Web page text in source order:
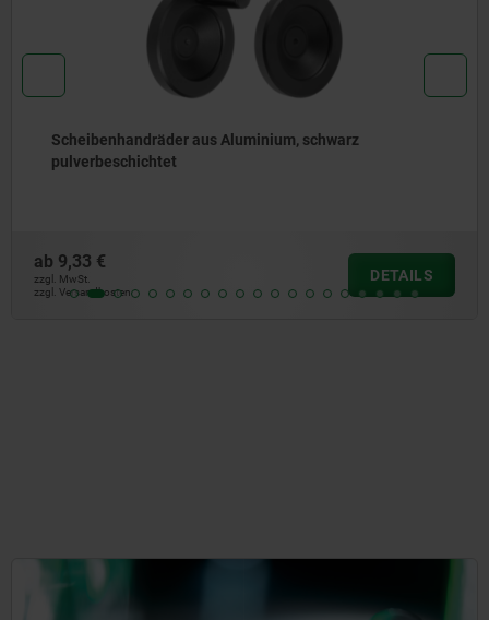
Handräder aus Stahlblech
ab0,69 €
zzgl. MwSt.
zzgl. Versandkosten
DETAILS